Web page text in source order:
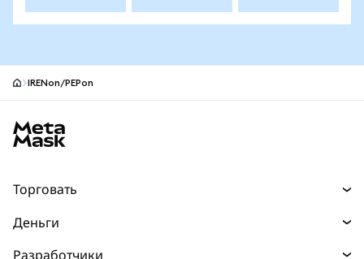
IRENon/PEPon
Торговать
Деньги
Разработчики